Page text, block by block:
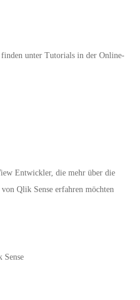
unter Tutorials in der Online-
Entwickler, die mehr über die
Qlik Sense erfahren möchten
Sense